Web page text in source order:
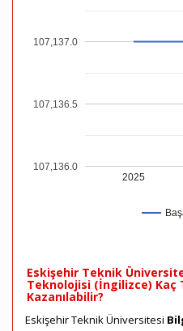
2025
107,136.0
107,136.5
107,137.0
Eskişehir Teknik
Teknolojisi (İngilizce) Kaç
Kazanılabilir?
Eskişehir Teknik Üniversitesi